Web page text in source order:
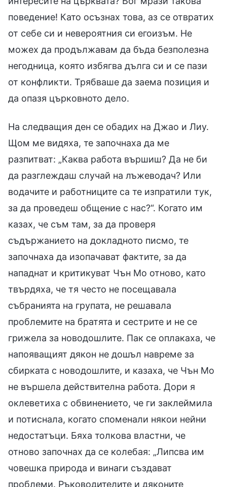
поведение! Като осъзнах това, аз се отвратих
от себе си и невероятния си егоизъм. Не
можех да продължавам да бъда безполезна
негодница, която избягва дълга си и се пази
от конфликти. Трябваше да заема позиция и
да опазя църковното дело.
На следващия ден се обадих на Джао и Лиу.
Щом ме видяха, те започнаха да ме
разпитват: „Каква работа вършиш? Да не би
да разглеждаш случай на лъжеводач? Или
водачите и работниците са те изпратили тук,
за да проведеш общение с нас?“. Когато им
казах, че съм там, за да проверя
съдържанието на докладното писмо, те
започнаха да изопачават фактите, за да
нападнат и критикуват Чън Мо отново, като
твърдяха, че тя често не посещавала
събранията на групата, не решавала
проблемите на братята и сестрите и не се
грижела за новодошлите. Пак се оплакаха, че
напояващият дякон не дошъл навреме за
сбирката с новодошлите, и казаха, че Чън Мо
не вършела действителна работа. Дори я
оклеветиха с обвинението, че ги заклеймила
и потиснала, когато споменали някои нейни
недостатъци. Бяха толкова властни, че
отново започнах да се колебая: „Липсва им
човешка природа и винаги създават
проблеми. Ръководителите и дяконите